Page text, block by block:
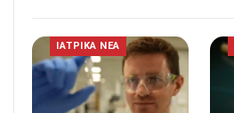
ΙΑΤΡΙΚΑ ΝΕΑ